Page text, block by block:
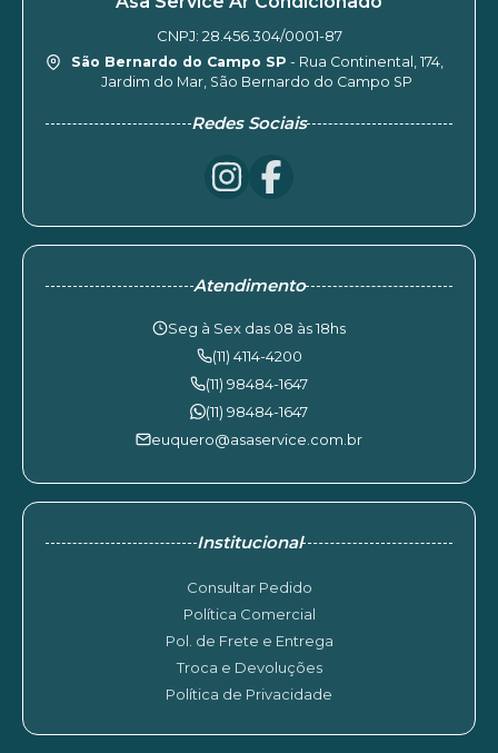
CNPJ: 28.456.304/0001-87
São Bernardo do Campo SP - Rua Continental, 174,
Jardim do Mar, São Bernardo do Campo SP
Redes Sociais
Atendimento
Seg à Sex das 08 às 18hs
(11) 4114-4200
(11) 98484-1647
(11) 98484-1647
euquero@asaservice.com.br
Institucional
Consultar Pedido
Política Comercial
Pol. de Frete e Entrega
Troca e Devoluções
Política de Privacidade